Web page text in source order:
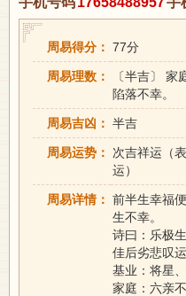
周易得分： 77分
周易理数：
〔半吉〕 家
陷落不幸。
周易吉凶： 半吉
周易运势：
次吉祥运（
运）
周易详情： 前半生幸福
生不幸。
诗曰：乐极
佳后劣悲叹
基业：将星
家庭：六亲